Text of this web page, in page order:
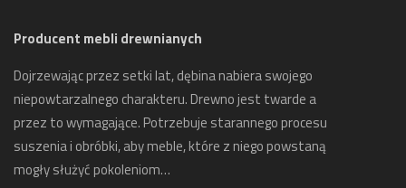
Producent mebli drewnianych
Dojrzewając przez setki lat, dębina nabiera swojego
niepowtarzalnego charakteru. Drewno jest twarde a
przez to wymagające. Potrzebuje starannego procesu
suszenia i obróbki, aby meble, które z niego powstaną
mogły służyć pokoleniom…